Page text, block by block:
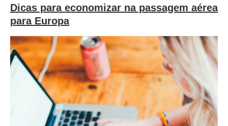
Dicas para economizar na passagem aérea
para Europa